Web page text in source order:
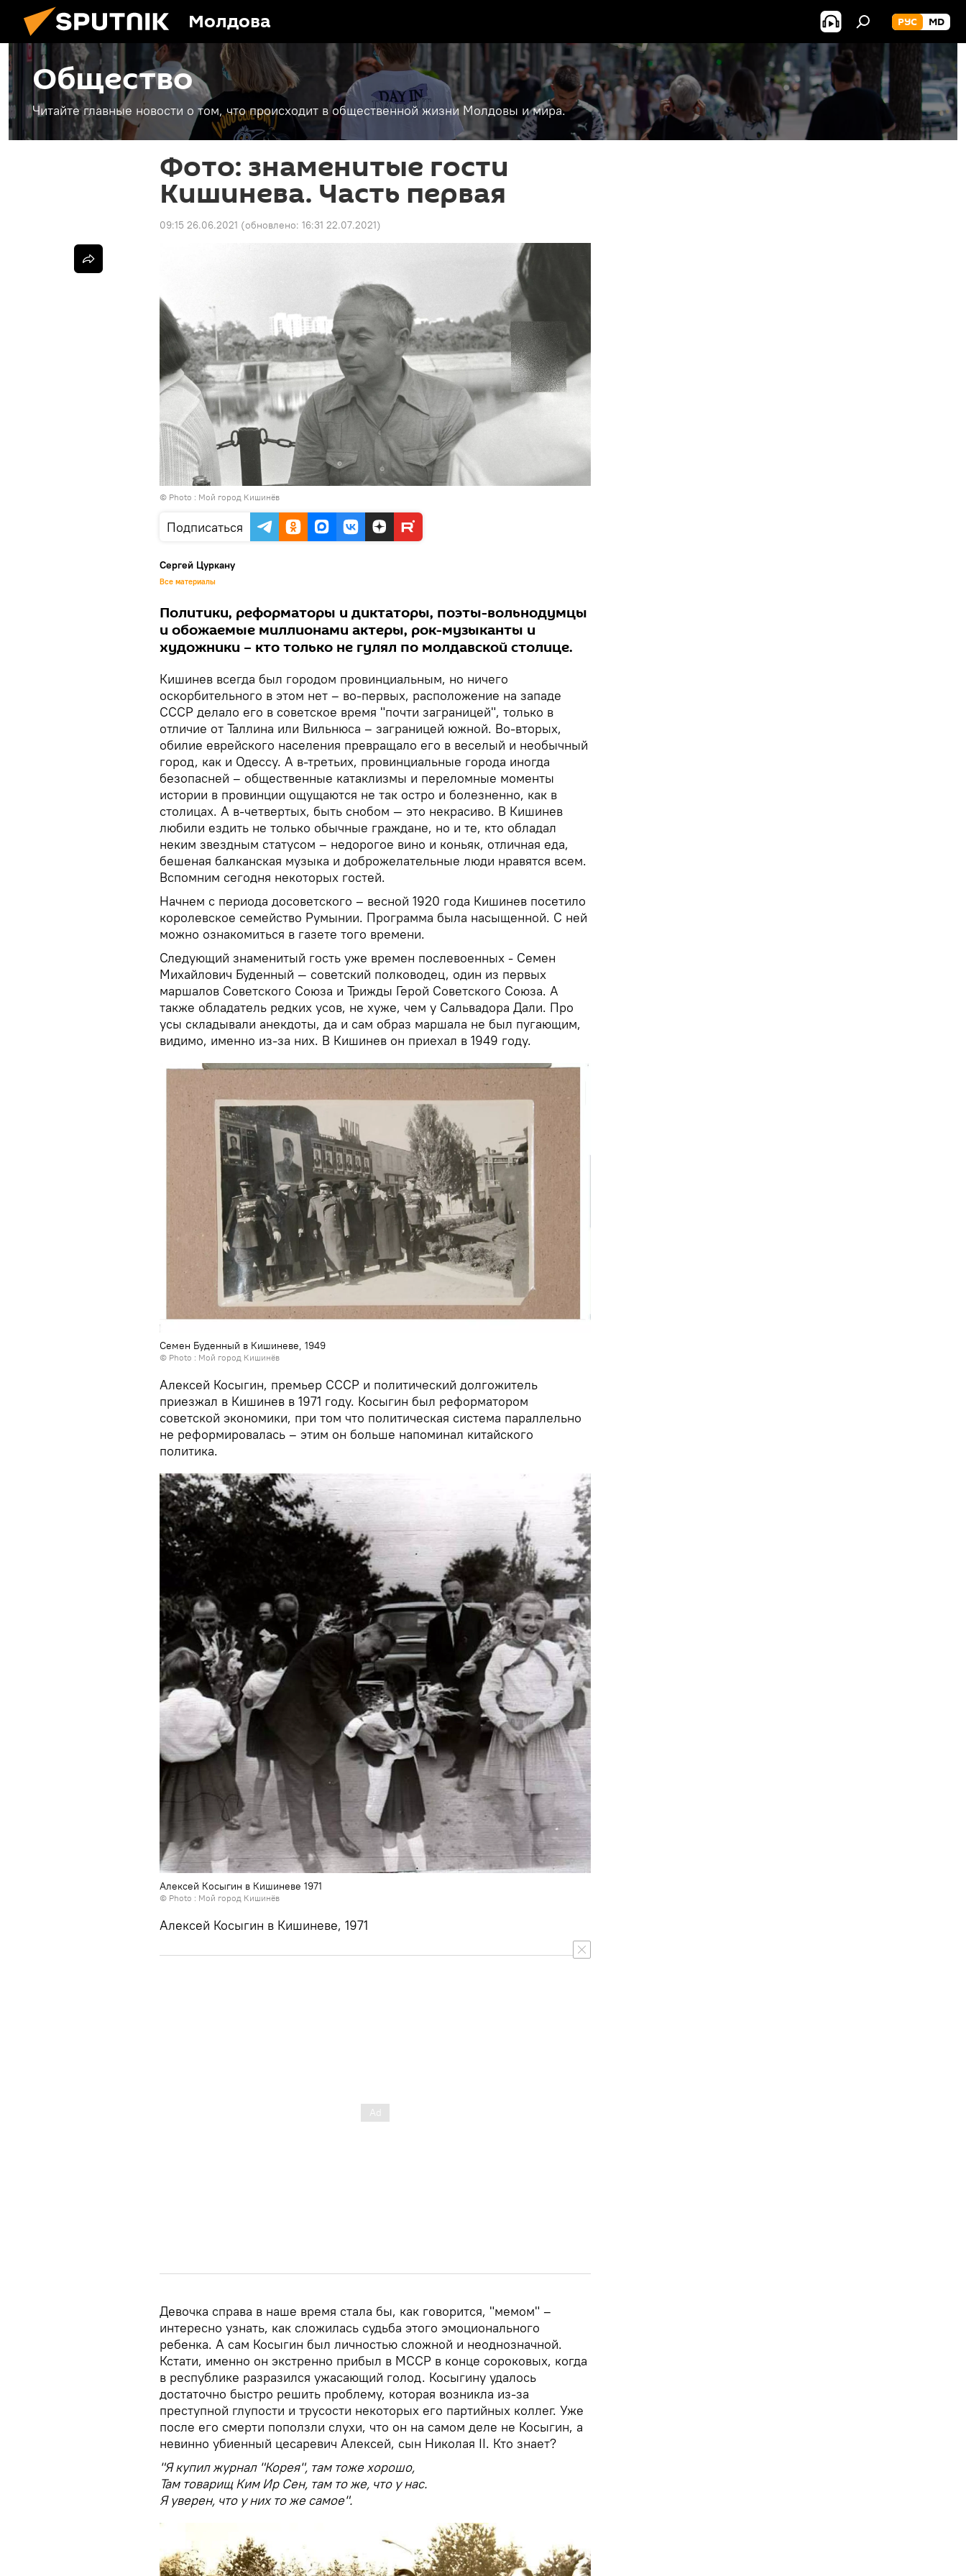
Молдова РУС MD
Общество
Читайте главные новости о том, что происходит в общественной жизни Молдовы и мира.
Фото: знаменитые гости
Кишинева. Часть первая
09:15 26.06.2021 (обновлено: 16:31 22.07.2021)
© Photo : Мой город Кишинёв
Подписаться
Сергей Цуркану
Все материалы
Политики, реформаторы и диктаторы, поэты-вольнодумцы
и обожаемые миллионами актеры, рок-музыканты и
художники – кто только не гулял по молдавской столице.
Кишинев всегда был городом провинциальным, но ничего
оскорбительного в этом нет – во-первых, расположение на западе
СССР делало его в советское время "почти заграницей", только в
отличие от Таллина или Вильнюса – заграницей южной. Во-вторых,
обилие еврейского населения превращало его в веселый и необычный
город, как и Одессу. А в-третьих, провинциальные города иногда
безопасней – общественные катаклизмы и переломные моменты
истории в провинции ощущаются не так остро и болезненно, как в
столицах. А в-четвертых, быть снобом — это некрасиво. В Кишинев
любили ездить не только обычные граждане, но и те, кто обладал
неким звездным статусом – недорогое вино и коньяк, отличная еда,
бешеная балканская музыка и доброжелательные люди нравятся всем.
Вспомним сегодня некоторых гостей.
Начнем с периода досоветского – весной 1920 года Кишинев посетило
королевское семейство Румынии. Программа была насыщенной. С ней
можно ознакомиться в газете того времени.
Следующий знаменитый гость уже времен послевоенных - Семен
Михайлович Буденный — советский полководец, один из первых
маршалов Советского Союза и Трижды Герой Советского Союза. А
также обладатель редких усов, не хуже, чем у Сальвадора Дали. Про
усы складывали анекдоты, да и сам образ маршала не был пугающим,
видимо, именно из-за них. В Кишинев он приехал в 1949 году.
Семен Буденный в Кишиневе, 1949
© Photo : Мой город Кишинёв
Алексей Косыгин, премьер СССР и политический долгожитель
приезжал в Кишинев в 1971 году. Косыгин был реформатором
советской экономики, при том что политическая система параллельно
не реформировалась – этим он больше напоминал китайского
политика.
Алексей Косыгин в Кишиневе 1971
© Photo : Мой город Кишинёв
Алексей Косыгин в Кишиневе, 1971
Девочка справа в наше время стала бы, как говорится, "мемом" –
интересно узнать, как сложилась судьба этого эмоционального
ребенка. А сам Косыгин был личностью сложной и неоднозначной.
Кстати, именно он экстренно прибыл в МССР в конце сороковых, когда
в республике разразился ужасающий голод. Косыгину удалось
достаточно быстро решить проблему, которая возникла из-за
преступной глупости и трусости некоторых его партийных коллег. Уже
после его смерти поползли слухи, что он на самом деле не Косыгин, а
невинно убиенный цесаревич Алексей, сын Николая II. Кто знает?
"Я купил журнал "Корея", там тоже хорошо,
Там товарищ Ким Ир Сен, там то же, что у нас.
Я уверен, что у них то же самое".